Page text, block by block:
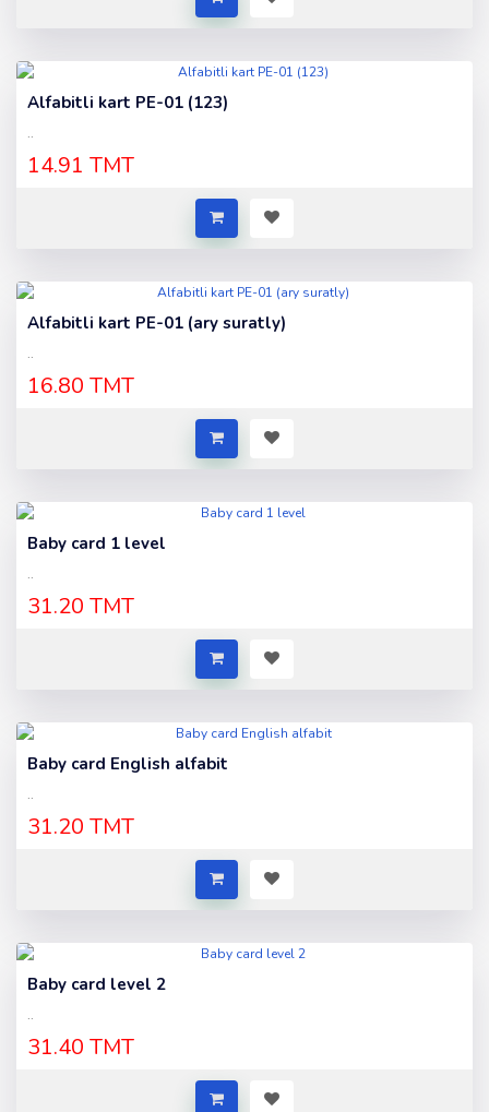
Alfabitli kart PE-01 (123)
..
14.91 TMT
Alfabitli kart PE-01 (ary suratly)
..
16.80 TMT
Baby card 1 level
..
31.20 TMT
Baby card English alfabit
..
31.20 TMT
Baby card level 2
..
31.40 TMT